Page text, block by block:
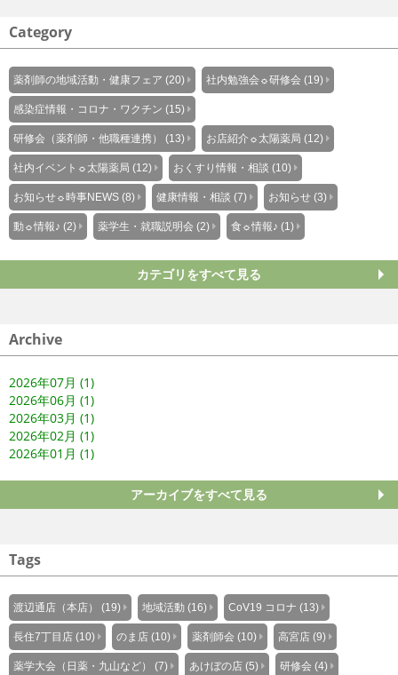
Category
薬剤師の地域活動・健康フェア (20) 社内勉強会☼研修会 (19)
感染症情報・コロナ・ワクチン (15)
研修会（薬剤師・他職種連携） (13) お店紹介☼太陽薬局 (12)
社内イベント☼太陽薬局 (12) おくすり情報・相談 (10)
お知らせ☼時事NEWS (8) 健康情報・相談 (7) お知らせ (3)
動☼情報♪ (2) 薬学生・就職説明会 (2) 食☼情報♪ (1)
カテゴリをすべて見る
Archive
2026年07月 (1)
2026年06月 (1)
2026年03月 (1)
2026年02月 (1)
2026年01月 (1)
アーカイブをすべて見る
Tags
渡辺通店（本店） (19) 地域活動 (16) CoV19 コロナ (13)
長住7丁目店 (10) のま店 (10) 薬剤師会 (10) 高宮店 (9)
薬学大会（日薬・九山など） (7) あけぼの店 (5) 研修会 (4)